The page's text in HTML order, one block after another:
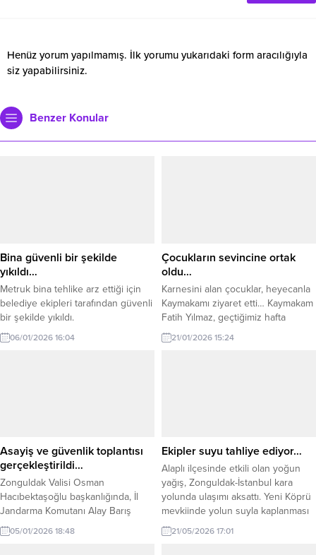
Henüz yorum yapılmamış. İlk yorumu yukarıdaki form aracılığıyla
siz yapabilirsiniz.
Benzer Konular
Bina güvenli bir şekilde
yıkıldı…
Metruk bina tehlike arz ettiği için
belediye ekipleri tarafından güvenli
bir şekilde yıkıldı.
06/01/2026 16:04
Çocukların sevincine ortak
oldu…
Karnesini alan çocuklar, heyecanla
Kaymakamı ziyaret etti… Kaymakam
Fatih Yılmaz, geçtiğimiz hafta
evlerini ziyaret ettiği çocukların
karne heyecanına ortak oldu.
başarılarının devamını diledi.
Ziyarette, “Her zaman
çocuklarımızın yanında...
21/01/2026 15:24
Asayiş ve güvenlik toplantısı
gerçekleştirildi…
Zonguldak Valisi Osman
Hacıbektaşoğlu başkanlığında, İl
Jandarma Komutanı Alay Barış
Cücen ve İl Emniyet Müdürü Sinan
Ergen’in katılımlarıyla “Haftalık
05/01/2026 18:48
Ekipler suyu tahliye ediyor…
Alaplı ilçesinde etkili olan yoğun
yağış, Zonguldak-İstanbul kara
yolunda ulaşımı aksattı. Yeni Köprü
mevkiinde yolun suyla kaplanması
nedeniyle araçlar ilerlemekte
güçlük çekerken, bölgede uzun
21/05/2026 17:01